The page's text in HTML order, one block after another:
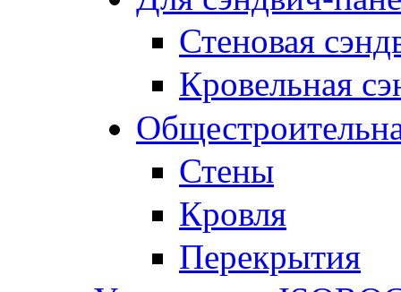
Стеновая
Кровельная
Стены
Кровля
Перекрытия